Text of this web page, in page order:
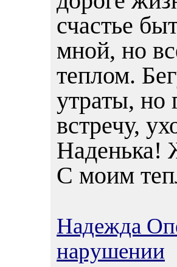
счастье
мной, но
теплом.
утраты, но
встречу,
Наденька!
С моим
Надежда
нарушении